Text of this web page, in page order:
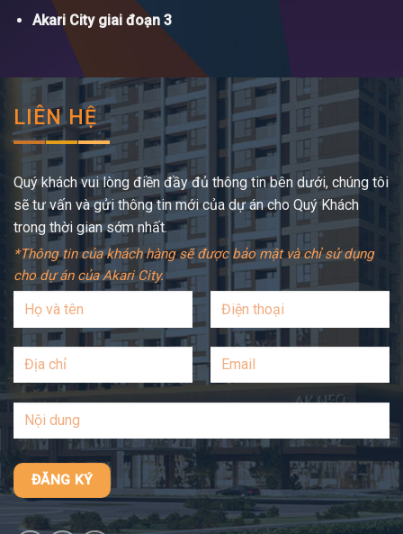
Akari City giai đoạn 3
LIÊN HỆ
Quý khách vui lòng điền đầy đủ thông tin bên dưới, chúng tôi
sẽ tư vấn và gửi thông tin mới của dự án cho Quý Khách
trong thời gian sớm nhất.
*Thông tin của khách hàng sẽ được bảo mật và chỉ sử dụng
cho dự án của Akari City.